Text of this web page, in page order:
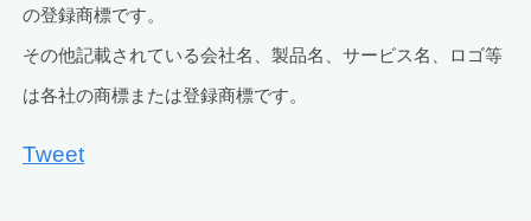
の登録商標です。
その他記載されている会社名、製品名、サービス名、ロゴ等
は各社の商標または登録商標です。
Tweet